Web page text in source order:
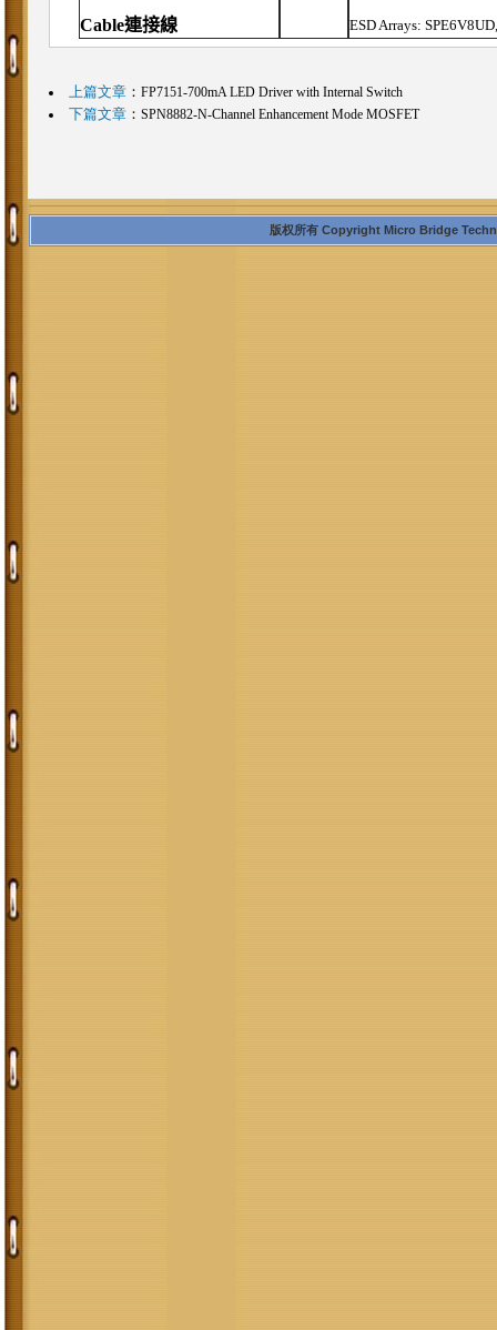
Cable連接線 ESD Arrays:
上篇文章： FP7151-700mA LED Driver with Internal Switch
下篇文章： SPN8882-N-Channel Enhancement Mode MOSFET
版权所有 Copyright Micro Bridge